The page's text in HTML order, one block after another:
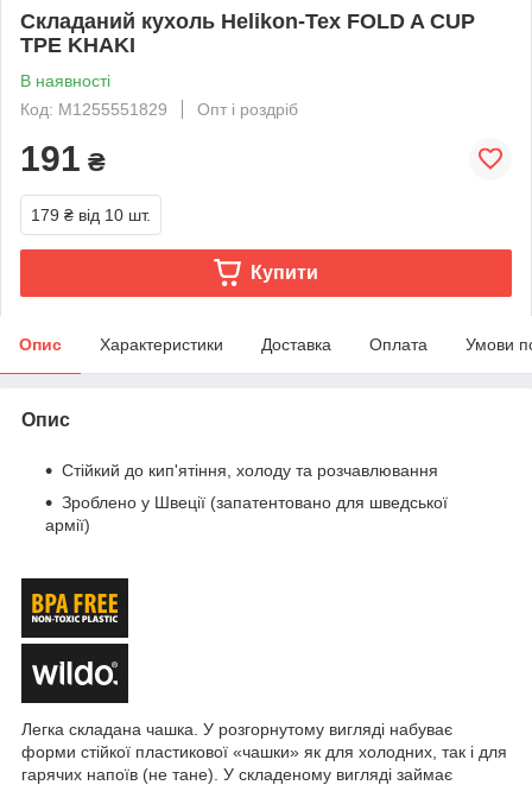
Складаний кухоль Helikon-Tex FOLD A CUP
TPE KHAKI
В наявності
Код: M1255551829
Опт і роздріб
191 ₴
179 ₴ від 10 шт.
Купити
Опис Характеристики Доставка Оплата Умови
Опис
Стійкий до кип'ятіння, холоду та розчавлювання
Зроблено у Швеції (запатентовано для шведської
армії)
Легка складана чашка. У розгорнутому вигляді набуває
форми стійкої пластикової «чашки» як для холодних, так і для
гарячих напоїв (не тане). У складеному вигляді займає